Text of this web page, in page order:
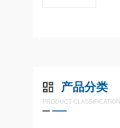
产品分类
PRODUCT CLASSIFICATION